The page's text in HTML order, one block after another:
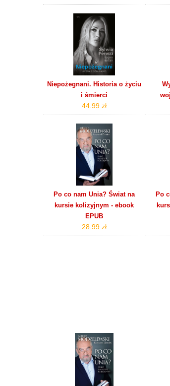
Niepożegnani. Historia o życiu
i śmierci
44.99 zł
Po co nam Unia? Świat na
kursie kolizyjnym - ebook
EPUB
28.99 zł
Po